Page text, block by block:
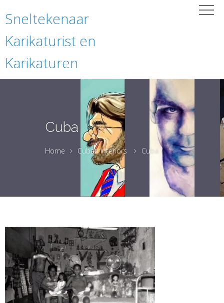
Sneltekenaar
Karikaturist en
Karikaturen
Cuba
Home Cuban Interiors Cuba